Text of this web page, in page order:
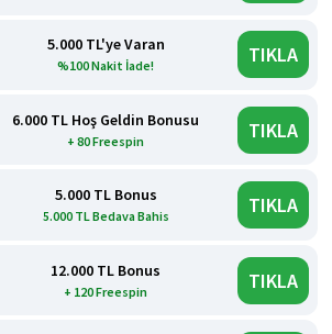
5.000 TL'ye Varan
%100 Nakit İade! TIKLA
6.000 TL Hoş Geldin Bonusu
+ 80 Freespin TIKLA
5.000 TL Bonus
5.000 TL Bedava Bahis TIKLA
12.000 TL Bonus
+ 120 Freespin TIKLA